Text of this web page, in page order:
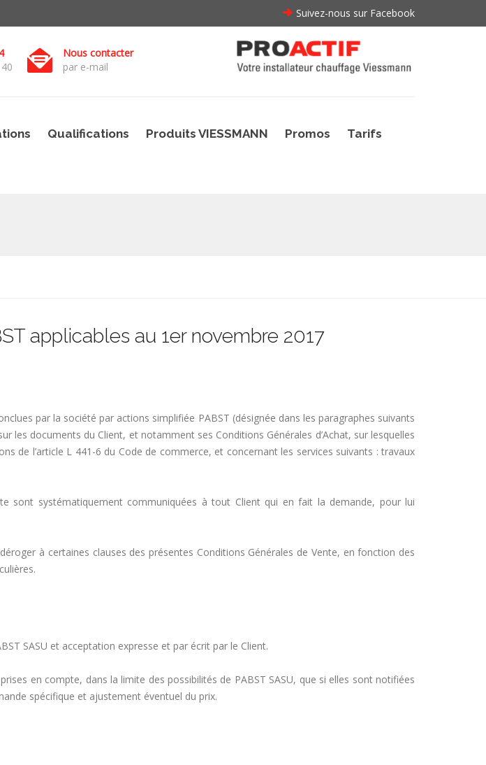
Suivez-nous sur Facebook
Nous contacter
par e-mail
Qualifications Produits VIESSMANN Promos
Tarifs
applicables au 1er novembre 2017
par la société par actions simplifiée PABST (désignée dans les paragraphes suivants
les documents du Client, et notamment ses Conditions Générales d’Achat, sur lesquelles
de l’article L 441-6 du Code de commerce, et concernant les services suivants : travaux
sont systématiquement communiquées à tout Client qui en fait la demande, pour lui
à certaines clauses des présentes Conditions Générales de Vente, en fonction des
SASU et acceptation expresse et par écrit par le Client.
en compte, dans la limite des possibilités de PABST SASU, que si elles sont notifiées
spécifique et ajustement éventuel du prix.